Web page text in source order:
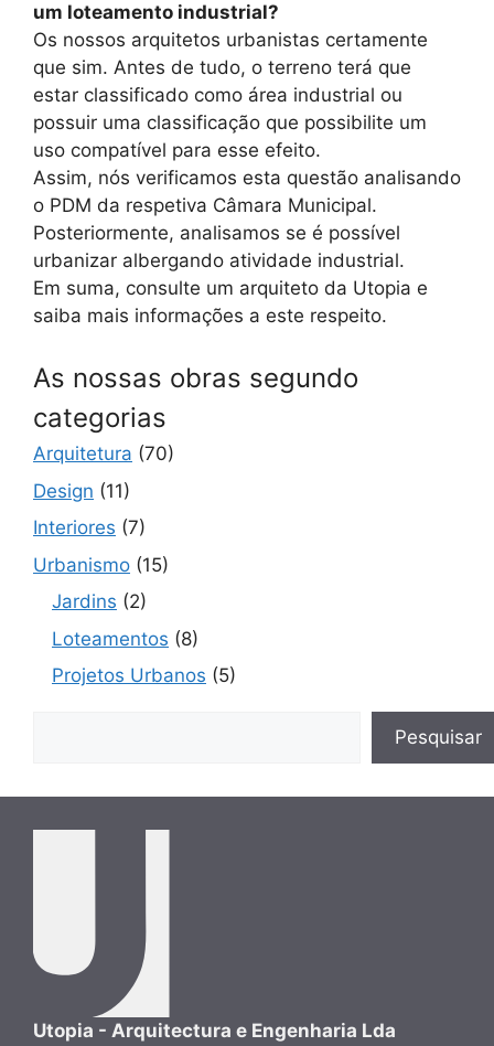
um loteamento industrial?
Os nossos arquitetos urbanistas certamente
que sim. Antes de tudo, o terreno terá que
estar classificado como área industrial ou
possuir uma classificação que possibilite um
uso compatível para esse efeito.
Assim, nós verificamos esta questão analisando
o PDM da respetiva Câmara Municipal.
Posteriormente, analisamos se é possível
urbanizar albergando atividade industrial.
Em suma, consulte um arquiteto da Utopia e
saiba mais informações a este respeito.
As nossas obras segundo
categorias
Arquitetura (70)
Design (11)
Interiores (7)
Urbanismo (15)
Jardins (2)
Loteamentos (8)
Projetos Urbanos (5)
Pesquisar
Utopia - Arquitectura e Engenharia Lda